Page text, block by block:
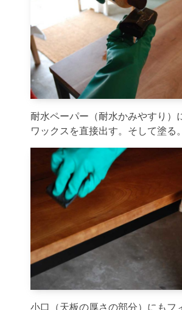
耐水ペーパー（耐水かみやすり）
ワックスを直接出す。そして塗る。
小口（天板の厚さの部分）にもフ